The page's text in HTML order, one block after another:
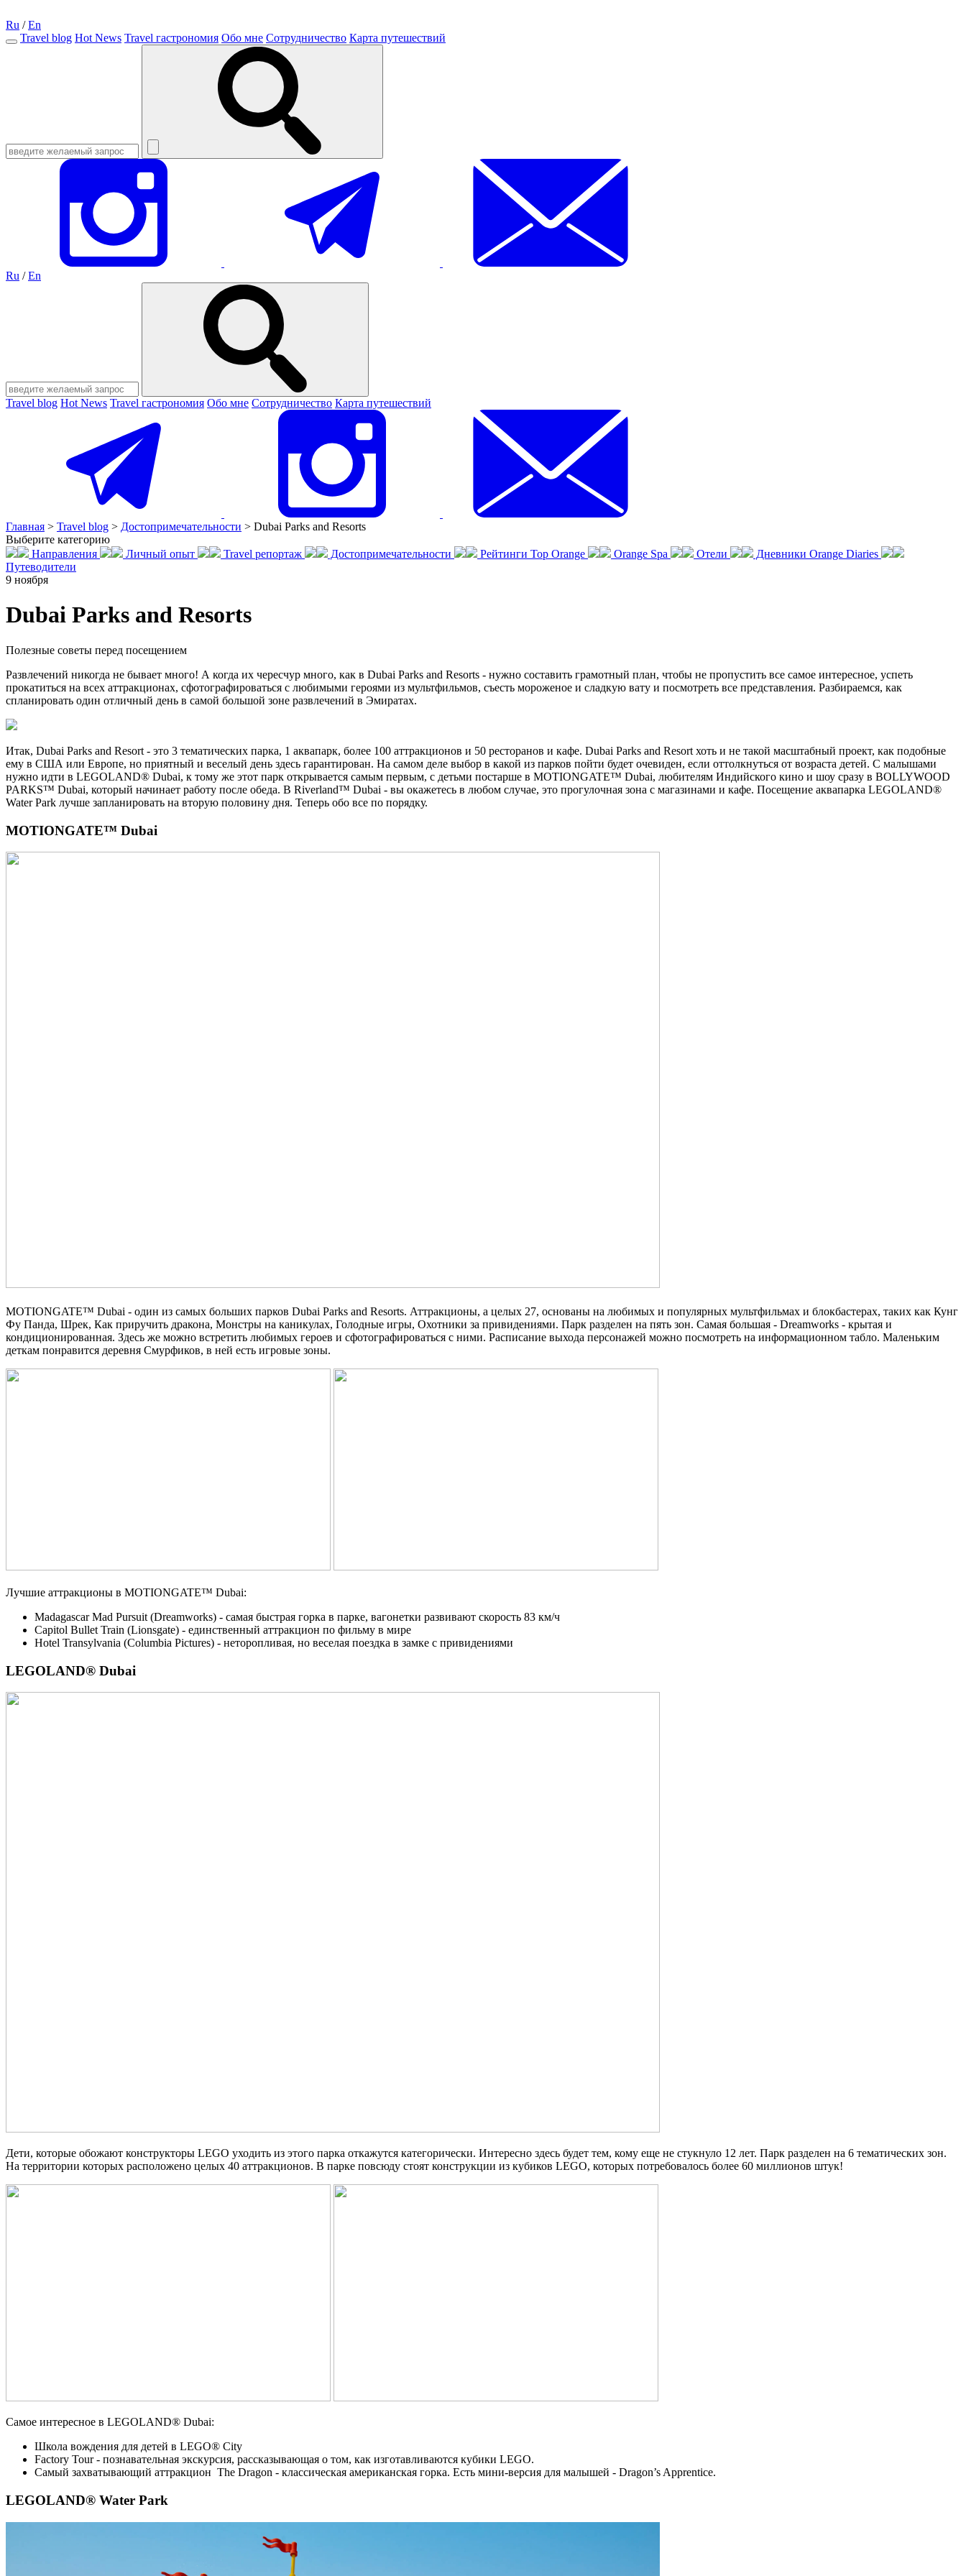
Ru /En
Travel blog Hot News Travel гастрономия Обо мне Сотрудничество Карта путешествий
Ru /En
Travel blog Hot News Travel гастрономия Обо мне Сотрудничество Карта путешествий
Главная > Travel blog > Достопримечательности > Dubai Parks and Resorts
Выберите категорию
Направления
Личный опыт Travel репортаж Достопримечательности Рейтинги Top Orange Orange Spa Отели
Дневники Orange Diaries
Путеводители
9 ноября
Dubai Parks and Resorts
Полезные советы перед посещением
Развлечений никогда не бывает много! А когда их чересчур много, как в Dubai Parks and Resorts - нужно составить грамотный план, чтобы не пропустить все самое интересное, успеть
прокатиться на всех аттракционах, сфотографироваться с любимыми героями из мультфильмов, съесть мороженое и сладкую вату и посмотреть все представления. Разбираемся, как
спланировать один отличный день в самой большой зоне развлечений в Эмиратах.
Итак, Dubai Parks and Resort - это 3 тематических парка, 1 аквапарк, более 100 аттракционов и 50 ресторанов и кафе. Dubai Parks and Resort хоть и не такой масштабный проект, как подобные
ему в США или Европе, но приятный и веселый день здесь гарантирован. На самом деле выбор в какой из парков пойти будет очевиден, если оттолкнуться от возраста детей. С малышами
нужно идти в LEGOLAND® Dubai, к тому же этот парк открывается самым первым, c детьми постарше в MOTIONGATE™ Dubai, любителям Индийского кино и шоу сразу в BOLLYWOOD
PARKS™ Dubai, который начинает работу после обеда. В Riverland™ Dubai - вы окажетесь в любом случае, это прогулочная зона с магазинами и кафе. Посещение аквапарка LEGOLAND®
Water Park лучше запланировать на вторую половину дня. Теперь обо все по порядку.
MOTIONGATE™ Dubai
MOTIONGATE™ Dubai - один из самых больших парков Dubai Parks and Resorts. Аттракционы, а целых 27, основаны на любимых и популярных мультфильмах и блокбастерах, таких как Кунг
Фу Панда, Шрек, Как приручить дракона, Монстры на каникулах, Голодные игры, Охотники за привидениями. Парк разделен на пять зон. Самая большая - Dreamworks - крытая и
кондиционированная. Здесь же можно встретить любимых героев и сфотографироваться с ними. Расписание выхода персонажей можно посмотреть на информационном табло. Маленьким
деткам понравится деревня Смурфиков, в ней есть игровые зоны.
Лучшие аттракционы в MOTIONGATE™ Dubai:
Madagascar Mad Pursuit (Dreamworks) - самая быстрая горка в парке, вагонетки развивают скорость 83 км/ч
Capitol Bullet Train (Lionsgate) - единственный аттракцион по фильму в мире
Hotel Transylvania (Columbia Pictures) - неторопливая, но веселая поездка в замке с привидениями
LEGOLAND® Dubai
Дети, которые обожают конструкторы LEGO уходить из этого парка откажутся категорически. Интересно здесь будет тем, кому еще не стукнуло 12 лет. Парк разделен на 6 тематических зон.
На территории которых расположено целых 40 аттракционов. В парке повсюду стоят конструкции из кубиков LEGO, которых потребовалось более 60 миллионов штук!
Самое интересное в LEGOLAND® Dubai:
Школа вождения для детей в LEGO® City
Factory Tour - познавательная экскурсия, рассказывающая о том, как изготавливаются кубики LEGO.
Самый захватывающий аттракцион The Dragon - классическая американская горка. Есть мини-версия для малышей - Dragon’s Apprentice.
LEGOLAND® Water Park